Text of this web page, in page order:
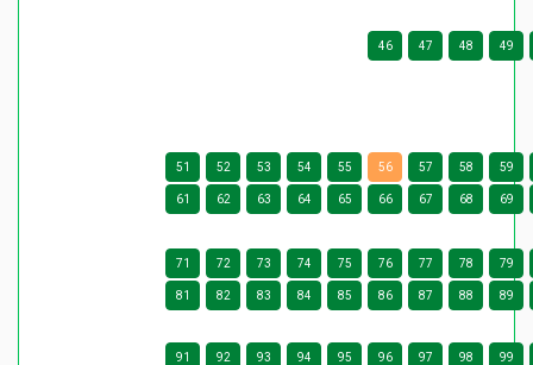
46 47 48 49
51 52 53 54 55 56 57 58 59
61 62 63 64 65 66 67 68 69
71 72 73 74 75 76 77 78 79
81 82 83 84 85 86 87 88 89
91 92 93 94 95 96 97 98 99